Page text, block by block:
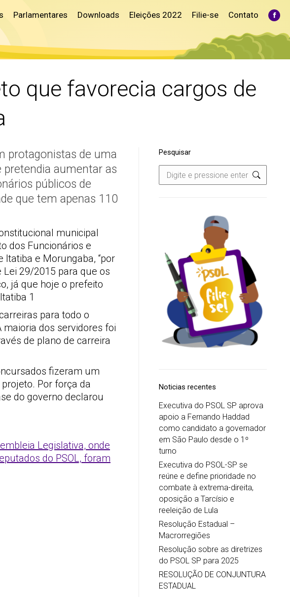
Parlamentares Downloads Eleições 2022 Filie-se Contato
que favorecia cargos de
protagonistas de uma
aumentar as
públicos de
que tem apenas 110
municipal
dos Funcionários e
e Morungaba, “por
29/2015 para que os
já que hoje o prefeito
para todo o
dos servidores foi
de plano de carreira
fizeram um
Por força da
do governo declarou
Legislativa, onde
do PSOL, foram
Pesquisar
Search:
Noticias recentes
Executiva do PSOL SP aprova
apoio a Fernando Haddad
como candidato a governador
em São Paulo desde o 1º
turno
Executiva do PSOL-SP se
reúne e define prioridade no
combate à extrema-direita,
oposição a Tarcísio e
reeleição de Lula
Resolução Estadual –
Macrorregiões
Resolução sobre as diretrizes
do PSOL SP para 2025
RESOLUÇÃO DE CONJUNTURA
ESTADUAL